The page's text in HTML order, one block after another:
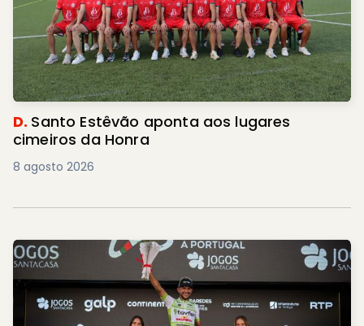
D. Santo Estêvão aponta aos lugares
cimeiros da Honra
8 agosto 2026